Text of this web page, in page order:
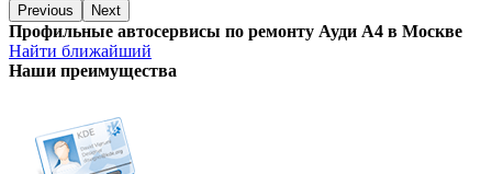
Previous Next
Профильные автосервисы по ремонту Ауди А4 в Москве
Найти ближайший
Наши преимущества